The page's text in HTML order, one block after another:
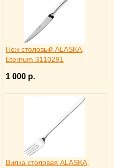
Нож столовый ALASKA,
Eternum 3110291
1 000 р.
Вилка столовая ALASKA,